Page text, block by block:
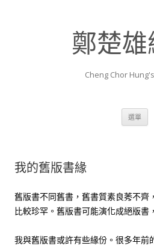
鄭楚
Cheng Chor
選單
我的舊版書緣
舊版書不同舊書，舊書質素良莠不齊
比較珍罕。舊版書可能演化成絕版書
我與舊版書或許有些緣份。很多年前